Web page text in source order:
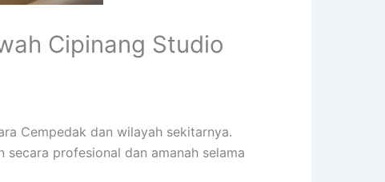
Cipinang Studio
Cempedak dan wilayah sekitarnya.
profesional dan amanah selama